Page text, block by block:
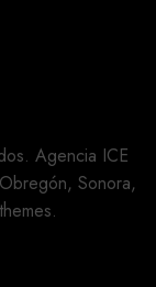
Agencia ICE
Sonora,